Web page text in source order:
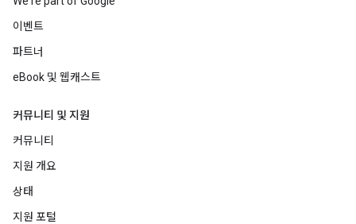
이벤트
파트너
eBook 및 웹캐스트
커뮤니티 및 지원
커뮤니티
지원 개요
상태
지원 포털